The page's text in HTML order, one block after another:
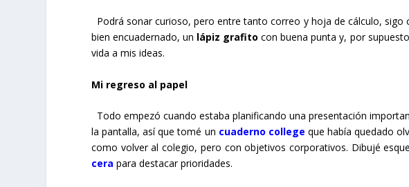
Podrá sonar curioso, pero entre tanto correo y hoja de cálculo, sigo
bien encuadernado, un lápiz grafito con buena punta y, por
vida a mis ideas.
Mi regreso al papel
Todo empezó cuando estaba planificando una presentación
la pantalla, así que tomé un cuaderno college que había quedado
como volver al colegio, pero con objetivos corporativos. Dibujé
cera para destacar prioridades.